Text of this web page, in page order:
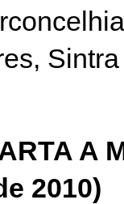
Sintra
A
2010)